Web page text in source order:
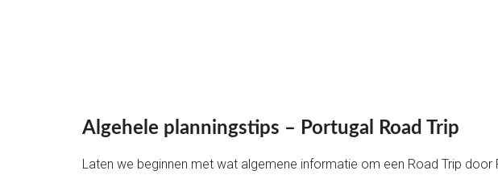
Algehele planningstips – Portugal Road Trip
Laten we beginnen met wat algemene informatie om een Road Trip door